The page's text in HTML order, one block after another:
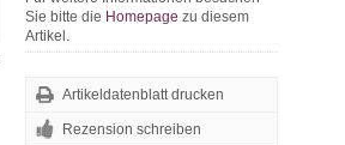
Sie bitte die Homepage zu diesem
Artikel.
Artikeldatenblatt drucken
Rezension schreiben